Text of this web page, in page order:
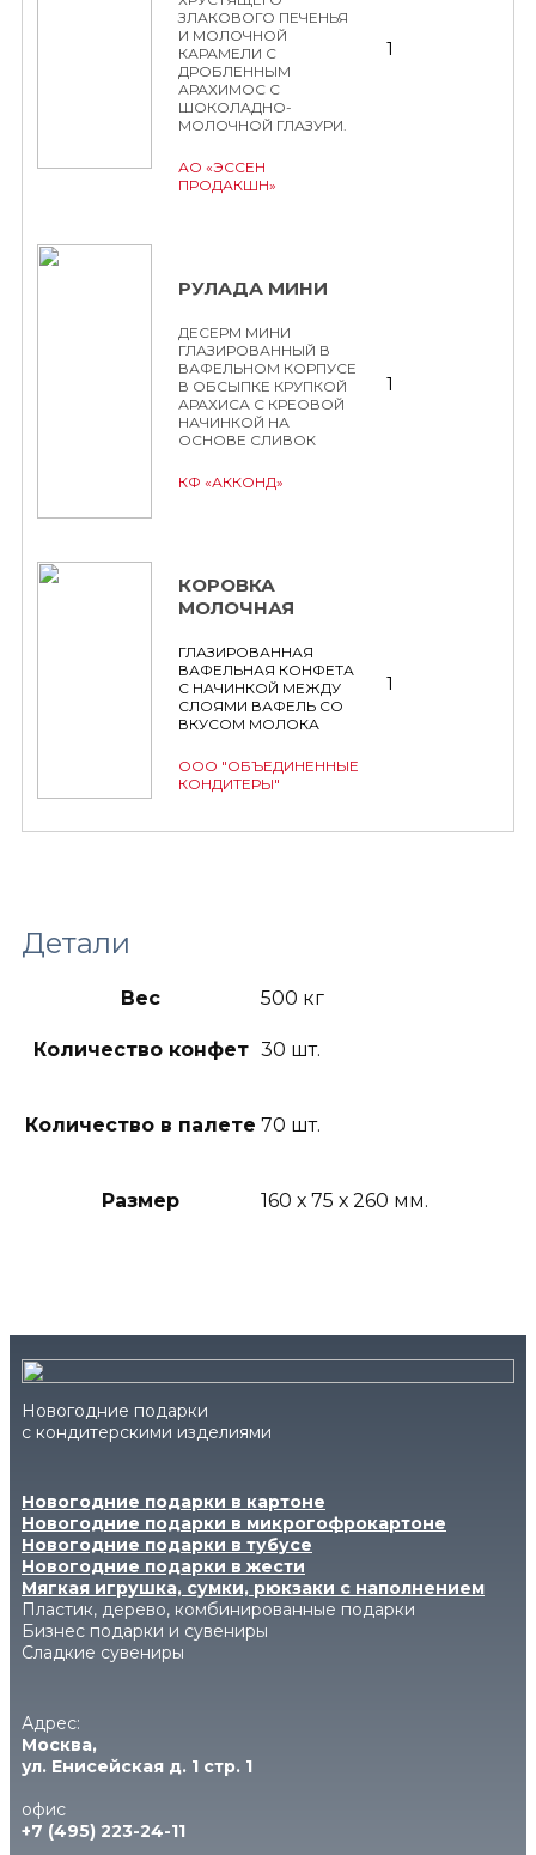
ЗЛАКОВОГО ПЕЧЕНЬЯ
И МОЛОЧНОЙ
КАРАМЕЛИ С
ДРОБЛЕННЫМ
АРАХИМОС С
ШОКОЛАДНО-
МОЛОЧНОЙ ГЛАЗУРИ.
АО «ЭССЕН
ПРОДАКШН»
1
РУЛАДА МИНИ
ДЕСЕРМ МИНИ
ГЛАЗИРОВАННЫЙ В
ВАФЕЛЬНОМ КОРПУСЕ
В ОБСЫПКЕ КРУПКОЙ
АРАХИСА С КРЕОВОЙ
НАЧИНКОЙ НА
ОСНОВЕ СЛИВОК
КФ «АККОНД»
1
КОРОВКА
МОЛОЧНАЯ
ГЛАЗИРОВАННАЯ
ВАФЕЛЬНАЯ КОНФЕТА
С НАЧИНКОЙ МЕЖДУ
СЛОЯМИ ВАФЕЛЬ СО
ВКУСОМ МОЛОКА
ООО "ОБЪЕДИНЕННЫЕ
КОНДИТЕРЫ"
1
Детали
Вес 500 кг
Количество конфет 30 шт.
Количество в палете 70 шт.
Размер 160 х 75 х 260 мм.
Новогодние подарки
с кондитерскими изделиями
Новогодние подарки в картоне
Новогодние подарки в микрогофрокартоне
Новогодние подарки в тубусе
Новогодние подарки в жести
Мягкая игрушка, сумки, рюкзаки с наполнением
Пластик, дерево, комбинированные подарки
Бизнес подарки и сувениры
Сладкие сувениры
Адрес:
Москва,
ул. Енисейская д. 1 стр. 1
офис
+7 (495) 223-24-11